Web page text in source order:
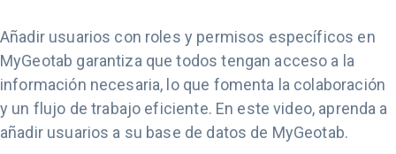
Añadir usuarios con roles y permisos específicos en
MyGeotab garantiza que todos tengan acceso a la
información necesaria, lo que fomenta la colaboración
y un flujo de trabajo eficiente. En este video, aprenda a
añadir usuarios a su base de datos de MyGeotab.